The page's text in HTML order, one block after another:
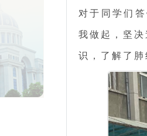
对于同学们
我做起，坚
识，了解了